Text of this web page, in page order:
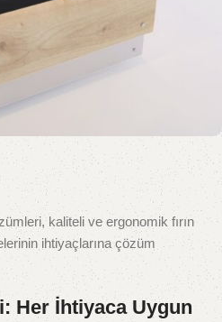
kaliteli ve ergonomik fırın
ihtiyaçlarına çözüm
Her İhtiyaca Uygun